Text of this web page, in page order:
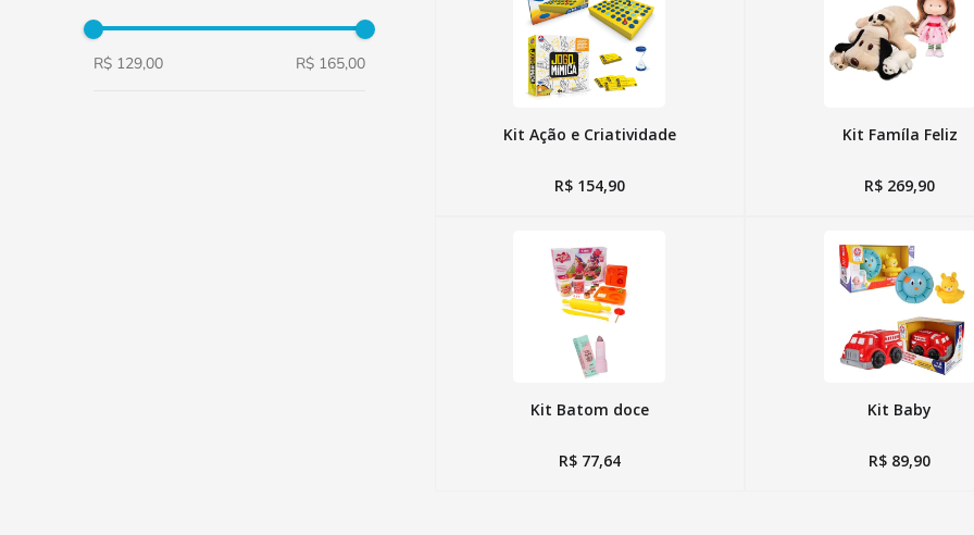
R$ 129,00 R$ 165,00
Kit Ação e Criatividade
R$ 154,90
Kit Famíla Feliz
R$ 269,90
Kit Batom doce
R$ 77,64
Kit Baby
R$ 89,90